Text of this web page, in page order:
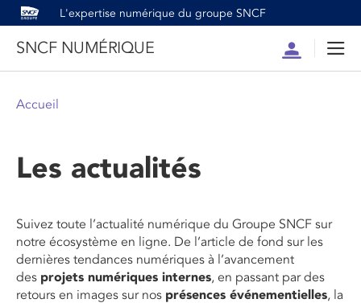
L'expertise numérique du groupe SNCF
SNCF NUMÉRIQUE
Compte
Accueil
Les actualités
Suivez toute l’actualité numérique du Groupe SNCF sur
notre écosystème en ligne. De l’article de fond sur les
dernières tendances numériques à l’avancement
des projets numériques internes, en passant par des
retours en images sur nos présences événementielles, la